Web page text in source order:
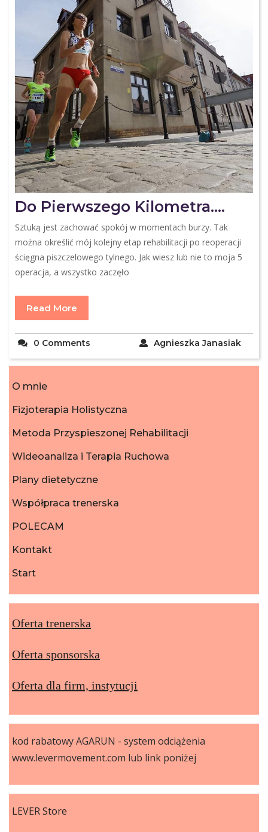
Do Pierwszego Kilometra….
Sztuką jest zachować spokój w momentach burzy. Tak
można określić mój kolejny etap rehabilitacji po reoperacji
ścięgna piszczelowego tylnego. Jak wiesz lub nie to moja 5
operacja, a wszystko zaczęło
Read More
Agnieszka Janasiak
0 Comments
O mnie
Fizjoterapia Holistyczna
Metoda Przyspieszonej Rehabilitacji
Wideoanaliza i Terapia Ruchowa
Plany dietetyczne
Współpraca trenerska
POLECAM
Kontakt
Start
Oferta trenerska
Oferta sponsorska
Oferta dla firm, instytucji
kod rabatowy AGARUN - system odciążenia
www.levermovement.com lub link poniżej
LEVER Store